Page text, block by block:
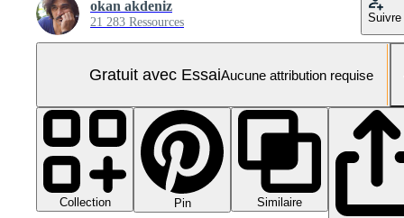
okan akdeniz
21 283 Ressources Suivre
Gratuit avec EssaiAucune attribution requise
Collection Pin
Similaire